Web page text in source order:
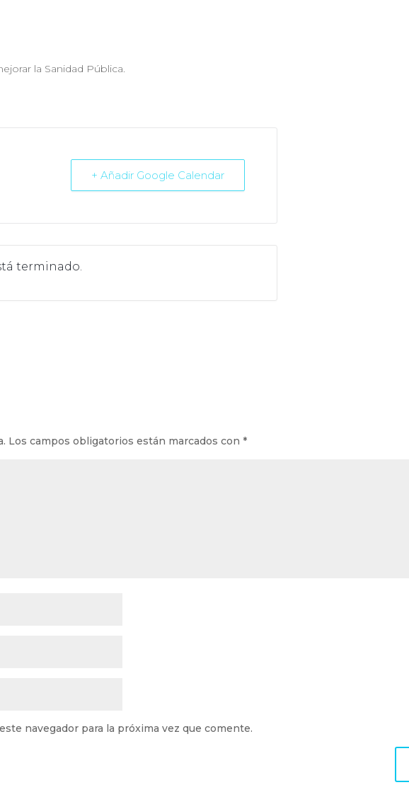
la Sanidad Pública.
+ Añadir Google Calendar
terminado.
Los campos obligatorios están marcados con *
navegador para la próxima vez que comente.